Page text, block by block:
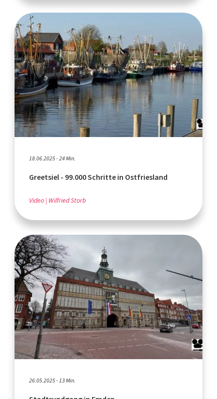
18.06.2025 - 24 Min.
Greetsiel - 99.000 Schritte in Ostfriesland
Video Wilfried Storb
26.05.2025 - 13 Min.